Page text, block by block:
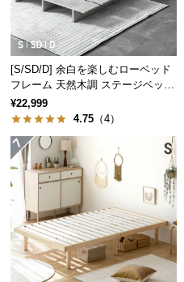
会
員
規
に
い
て
客
[S/SD/D] 余白を楽しむローベッド
フレーム 天然木調 ステージベッド
2口コンセントタイプ
¥22,999
4.75 （4）